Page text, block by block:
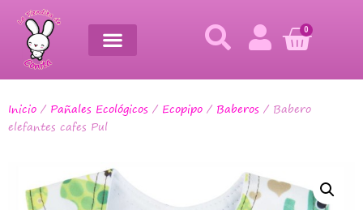
0
Inicio / Pañales Ecológicos / Ecopipo / Baberos / Babero
elefantes cafes Pul